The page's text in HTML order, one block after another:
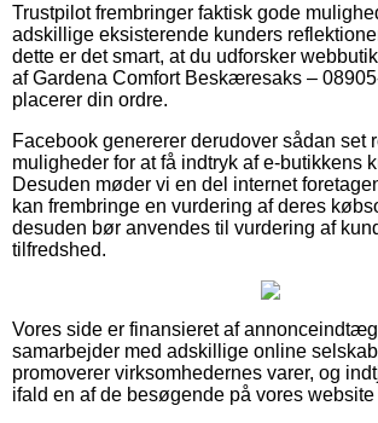
Trustpilot frembringer faktisk gode
adskillige eksisterende kunders
dette er det smart, at du udforsker
af Gardena Comfort Beskæresaks –
placerer din ordre.
Facebook genererer derudover sådan set
muligheder for at få indtryk af e-butikkens
Desuden møder vi en del internet
kan frembringe en vurdering af deres
desuden bør anvendes til vurdering af
tilfredshed.
Vores side er finansieret af
samarbejder med adskillige online
promoverer virksomhedernes varer, og
ifald en af de besøgende på vores